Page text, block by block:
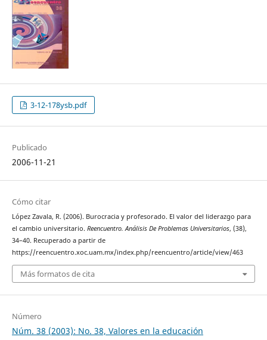
3-12-178ysb.pdf
Publicado
2006-11-21
Cómo citar
López Zavala, R. (2006). Burocracia y profesorado. El valor del liderazgo para
el cambio universitario. Reencuentro. Análisis De Problemas Universitarios, (38),
34–40. Recuperado a partir de
https://reencuentro.xoc.uam.mx/index.php/reencuentro/article/view/463
Más formatos de cita
Número
Núm. 38 (2003): No. 38, Valores en la educación